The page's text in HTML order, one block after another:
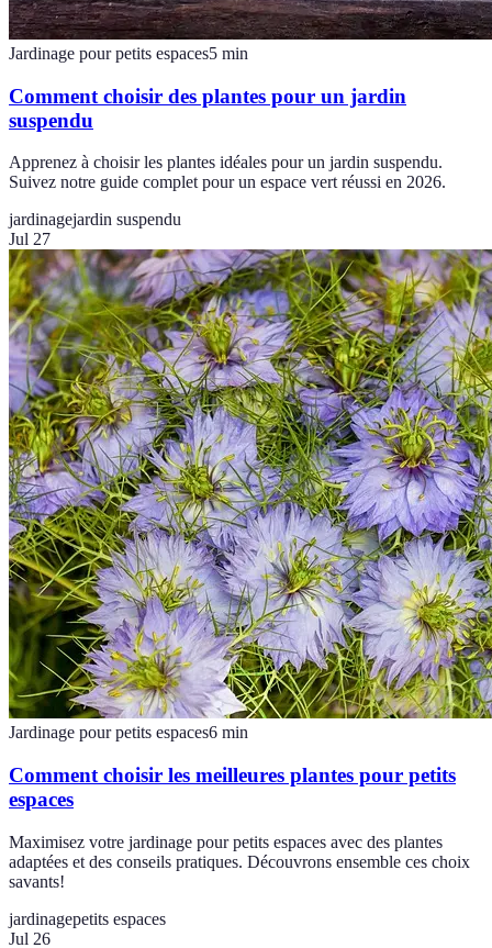
Jardinage pour petits espaces5 min
Comment choisir des plantes pour un jardin
suspendu
Apprenez à choisir les plantes idéales pour un jardin suspendu.
Suivez notre guide complet pour un espace vert réussi en 2026.
jardinagejardin suspendu
Jul 27
Jardinage pour petits espaces6 min
Comment choisir les meilleures plantes pour petits
espaces
Maximisez votre jardinage pour petits espaces avec des plantes
adaptées et des conseils pratiques. Découvrons ensemble ces choix
savants!
jardinagepetits espaces
Jul 26